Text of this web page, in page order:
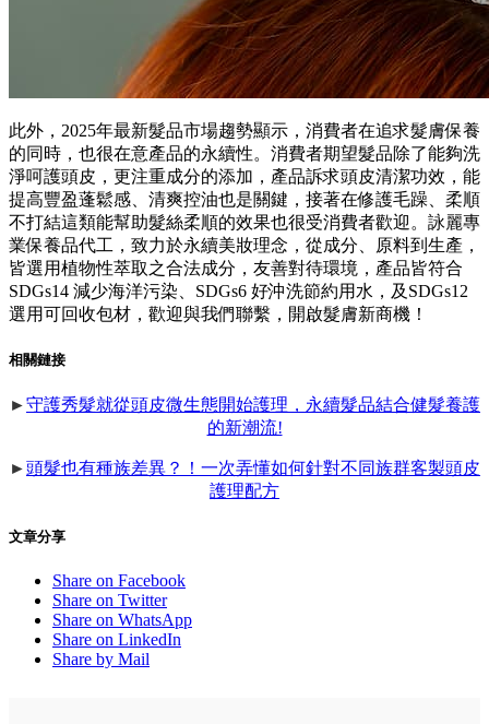
此外，2025年最新髮品市場趨勢顯示，消費者在追求髮膚保養
的同時，也很在意產品的永續性。消費者期望髮品除了能夠洗
淨呵護頭皮，更注重成分的添加，產品訴求頭皮清潔功效，能
提高豐盈蓬鬆感、清爽控油也是關鍵，接著在修護毛躁、柔順
不打結這類能幫助髮絲柔順的效果也很受消費者歡迎。詠麗專
業保養品代工，致力於永續美妝理念，從成分、原料到生產，
皆選用植物性萃取之合法成分，友善對待環境，產品皆符合
SDGs14 減少海洋污染、SDGs6 好沖洗節約用水，及SDGs12
選用可回收包材，歡迎與我們聯繫，開啟髮膚新商機！
相關鏈接
►守護秀髮就從頭皮微生態開始護理，永續髮品結合健髮養護
的新潮流!
►頭髮也有種族差異？！一次弄懂如何針對不同族群客製頭皮
護理配方
文章分享
Share on Facebook
Share on Twitter
Share on WhatsApp
Share on LinkedIn
Share by Mail